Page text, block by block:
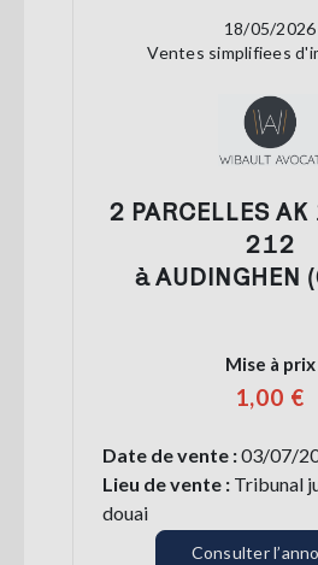
18/05/2026
Ventes simplifiees
2 PARCELLES
212
à AUDINGHEN
Mise à prix
1,00 €
Date de vente :03/07/
Lieu de vente : Tribunal
douai
Consulter